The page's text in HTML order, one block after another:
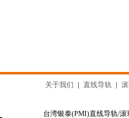
关于我们 直线导轨
台湾银泰(PMI)直线导轨/